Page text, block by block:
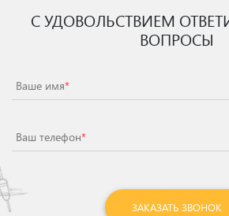
С УДОВОЛЬСТВИЕМ
ВОПРОСЫ
Ваше имя*
Ваш телефон*
ЗАКАЗАТЬ ЗВОНОК